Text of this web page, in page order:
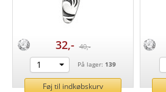
32,- 40,-
1 På lager: 139
Føj til indkøbskurv